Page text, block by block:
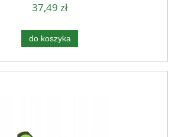
37,49 zł
do koszyka